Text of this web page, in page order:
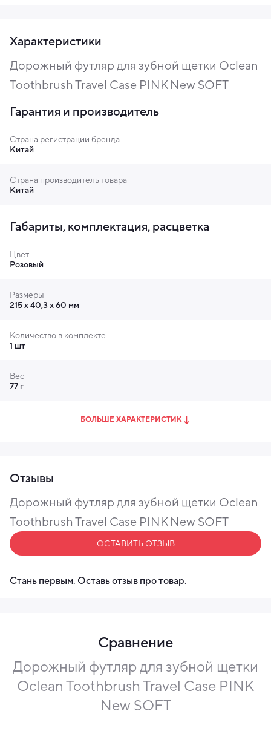
Характеристики
Дорожный футляр для зубной щетки Oclean
Toothbrush Travel Case PINK New SOFT
Гарантия и производитель
Страна регистрации бренда
Китай
Страна производитель товара
Китай
Габариты, комплектация, расцветка
Цвет
Розовый
Размеры
215 х 40,3 х 60 мм
Количество в комплекте
1 шт
Вес
77 г
БОЛЬШЕ ХАРАКТЕРИСТИК
Отзывы
Дорожный футляр для зубной щетки Oclean
Toothbrush Travel Case PINK New SOFT
ОСТАВИТЬ ОТЗЫВ
Стань первым. Оставь отзыв про товар.
Сравнение
Дорожный футляр для зубной щетки
Oclean Toothbrush Travel Case PINK
New SOFT